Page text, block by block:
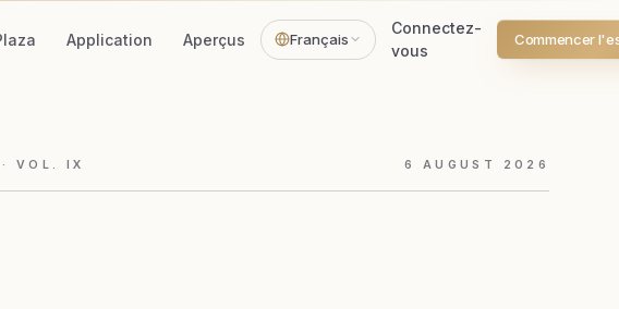
Application Aperçus Français
Connectez-
vous
Commencer
· VOL. IX 6 AUGUST 2026